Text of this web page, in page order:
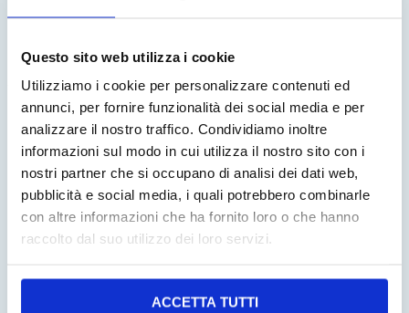
Questo sito web utilizza i cookie
Utilizziamo i cookie per personalizzare contenuti ed
annunci, per fornire funzionalità dei social media e per
analizzare il nostro traffico. Condividiamo inoltre
informazioni sul modo in cui utilizza il nostro sito con i
nostri partner che si occupano di analisi dei dati web,
pubblicità e social media, i quali potrebbero combinarle
con altre informazioni che ha fornito loro o che hanno
raccolto dal suo utilizzo dei loro servizi.
ACCETTA TUTTI
PERIODICITÀ:trimestrale
TAG: Trimestrali
Prodotti correlati
PUZZLE FACILI PER TUTTI